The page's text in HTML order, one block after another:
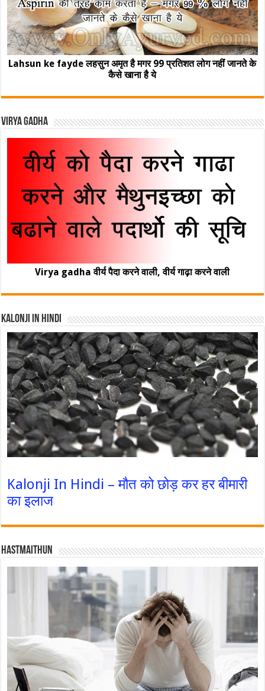
Lahsun ke fayde लहसुन अमृत है मगर 99 प्रतिशत लोग नहीं जानते के
कैसे खाना है ये
Virya Gadha
Virya gadha वीर्य पैदा करने वाली, वीर्य गाढ़ा करने वाली
Kalonji In Hindi
Kalonji In Hindi – मौत को छोड़ कर हर बीमारी
का इलाज
Hastmaithun